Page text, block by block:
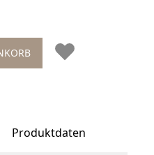
Produktdaten